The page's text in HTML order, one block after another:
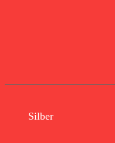
Silber